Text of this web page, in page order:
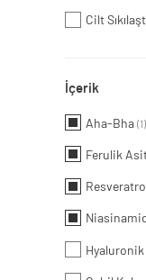
Cilt
İçerik
Aha-Bha (1)
Ferulik
Resveratrol
Niasinamid